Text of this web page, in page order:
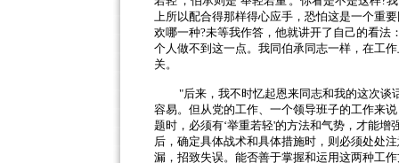
上所以配合得那样得心应手，恐怕这是一个重
欢哪一种?未等我作答，他就讲开了自己的看法
个人做不到这一点。我同伯承同志一样，在工
关。
"后来，我不时忆起恩来同志和我的这次
容易。但从党的工作、一个领导班子的工作来
题时，必须有‘举重若轻'的方法和气势，才能增
后，确定具体战术和具体措施时，则必须处处
漏，招致失误。能否善于掌握和运用这两种工